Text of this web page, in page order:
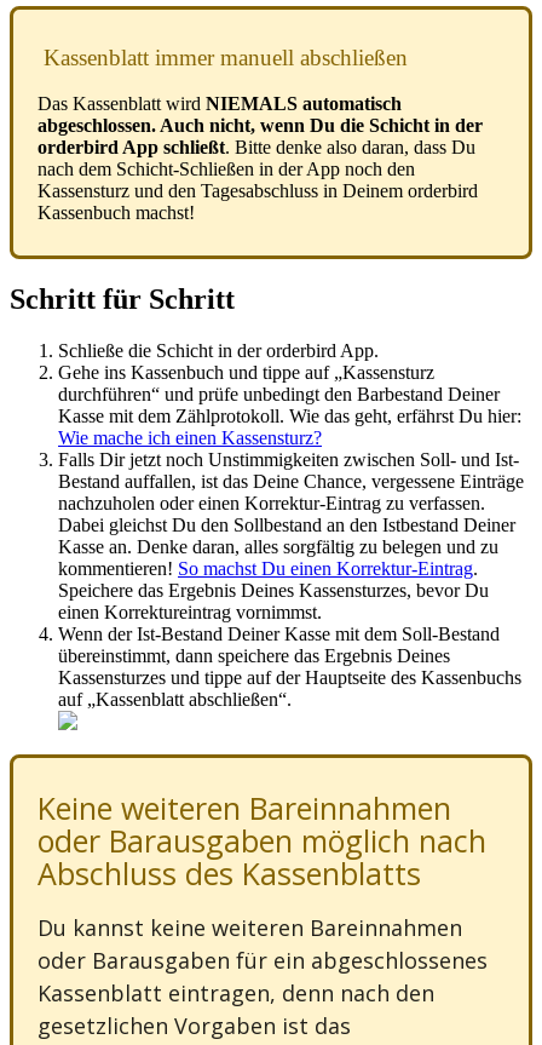
Kassenblatt immer manuell abschließen
Das Kassenblatt wird NIEMALS automatisch
abgeschlossen. Auch nicht, wenn Du die Schicht in der
orderbird App schließt. Bitte denke also daran, dass Du
nach dem Schicht-Schließen in der App noch den
Kassensturz und den Tagesabschluss in Deinem orderbird
Kassenbuch machst!
Schritt für Schritt
Schließe die Schicht in der orderbird App.
Gehe ins Kassenbuch und tippe auf „Kassensturz
durchführen“ und prüfe unbedingt den Barbestand Deiner
Kasse mit dem Zählprotokoll. Wie das geht, erfährst Du hier:
Wie mache ich einen Kassensturz?
Falls Dir jetzt noch Unstimmigkeiten zwischen Soll- und Ist-
Bestand auffallen, ist das Deine Chance, vergessene Einträge
nachzuholen oder einen Korrektur-Eintrag zu verfassen.
Dabei gleichst Du den Sollbestand an den Istbestand Deiner
Kasse an. Denke daran, alles sorgfältig zu belegen und zu
kommentieren! So machst Du einen Korrektur-Eintrag.
Speichere das Ergebnis Deines Kassensturzes, bevor Du
einen Korrektureintrag vornimmst.
Wenn der Ist-Bestand Deiner Kasse mit dem Soll-Bestand
übereinstimmt, dann speichere das Ergebnis Deines
Kassensturzes und tippe auf der Hauptseite des Kassenbuchs
auf „Kassenblatt abschließen“.
Keine weiteren Bareinnahmen
oder Barausgaben möglich nach
Abschluss des Kassenblatts
Du kannst keine weiteren Bareinnahmen
oder Barausgaben für ein abgeschlossenes
Kassenblatt eintragen, denn nach den
gesetzlichen Vorgaben ist das